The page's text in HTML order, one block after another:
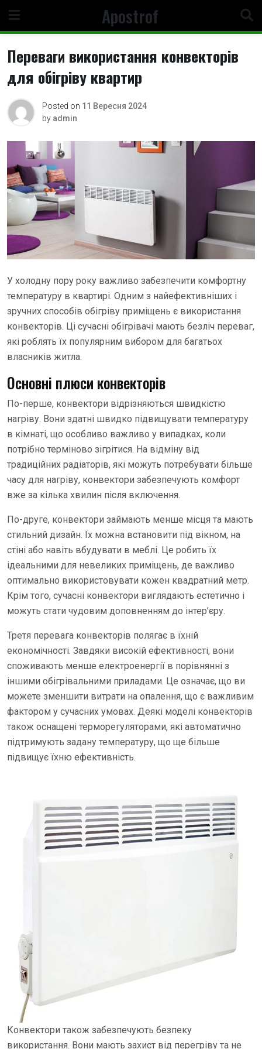
content
Apostrof
Переваги використання конвекторів
для обігріву квартир
Posted on 11 Вересня 2024
by admin
У холодну пору року важливо забезпечити комфортну
температуру в квартирі. Одним з найефективніших і
зручних способів обігріву приміщень є використання
конвекторів. Ці сучасні обігрівачі мають безліч переваг,
які роблять їх популярним вибором для багатьох
власників житла.
Основні плюси конвекторів
По-перше, конвектори відрізняються швидкістю
нагріву. Вони здатні швидко підвищувати температуру
в кімнаті, що особливо важливо у випадках, коли
потрібно терміново зігрітися. На відміну від
традиційних радіаторів, які можуть потребувати більше
часу для нагріву, конвектори забезпечують комфорт
вже за кілька хвилин після включення.
По-друге, конвектори займають менше місця та мають
стильний дизайн. Їх можна встановити під вікном, на
стіні або навіть вбудувати в меблі. Це робить їх
ідеальними для невеликих приміщень, де важливо
оптимально використовувати кожен квадратний метр.
Крім того, сучасні конвектори виглядають естетично і
можуть стати чудовим доповненням до інтер’єру.
Третя перевага конвекторів полягає в їхній
економічності. Завдяки високій ефективності, вони
споживають менше електроенергії в порівнянні з
іншими обігрівальними приладами. Це означає, що ви
можете зменшити витрати на опалення, що є важливим
фактором у сучасних умовах. Деякі моделі конвекторів
також оснащені терморегуляторами, які автоматично
підтримують задану температуру, що ще більше
підвищує їхню ефективність.
Конвектори також забезпечують безпеку
використання. Вони мають захист від перегріву та не